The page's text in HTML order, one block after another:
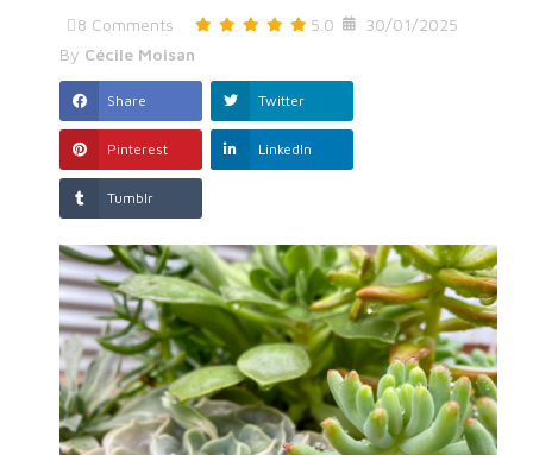
8 Comments 5.0
30/01/2025
By Cécile Moisan
Share Twitter
Pinterest LinkedIn
Tumblr